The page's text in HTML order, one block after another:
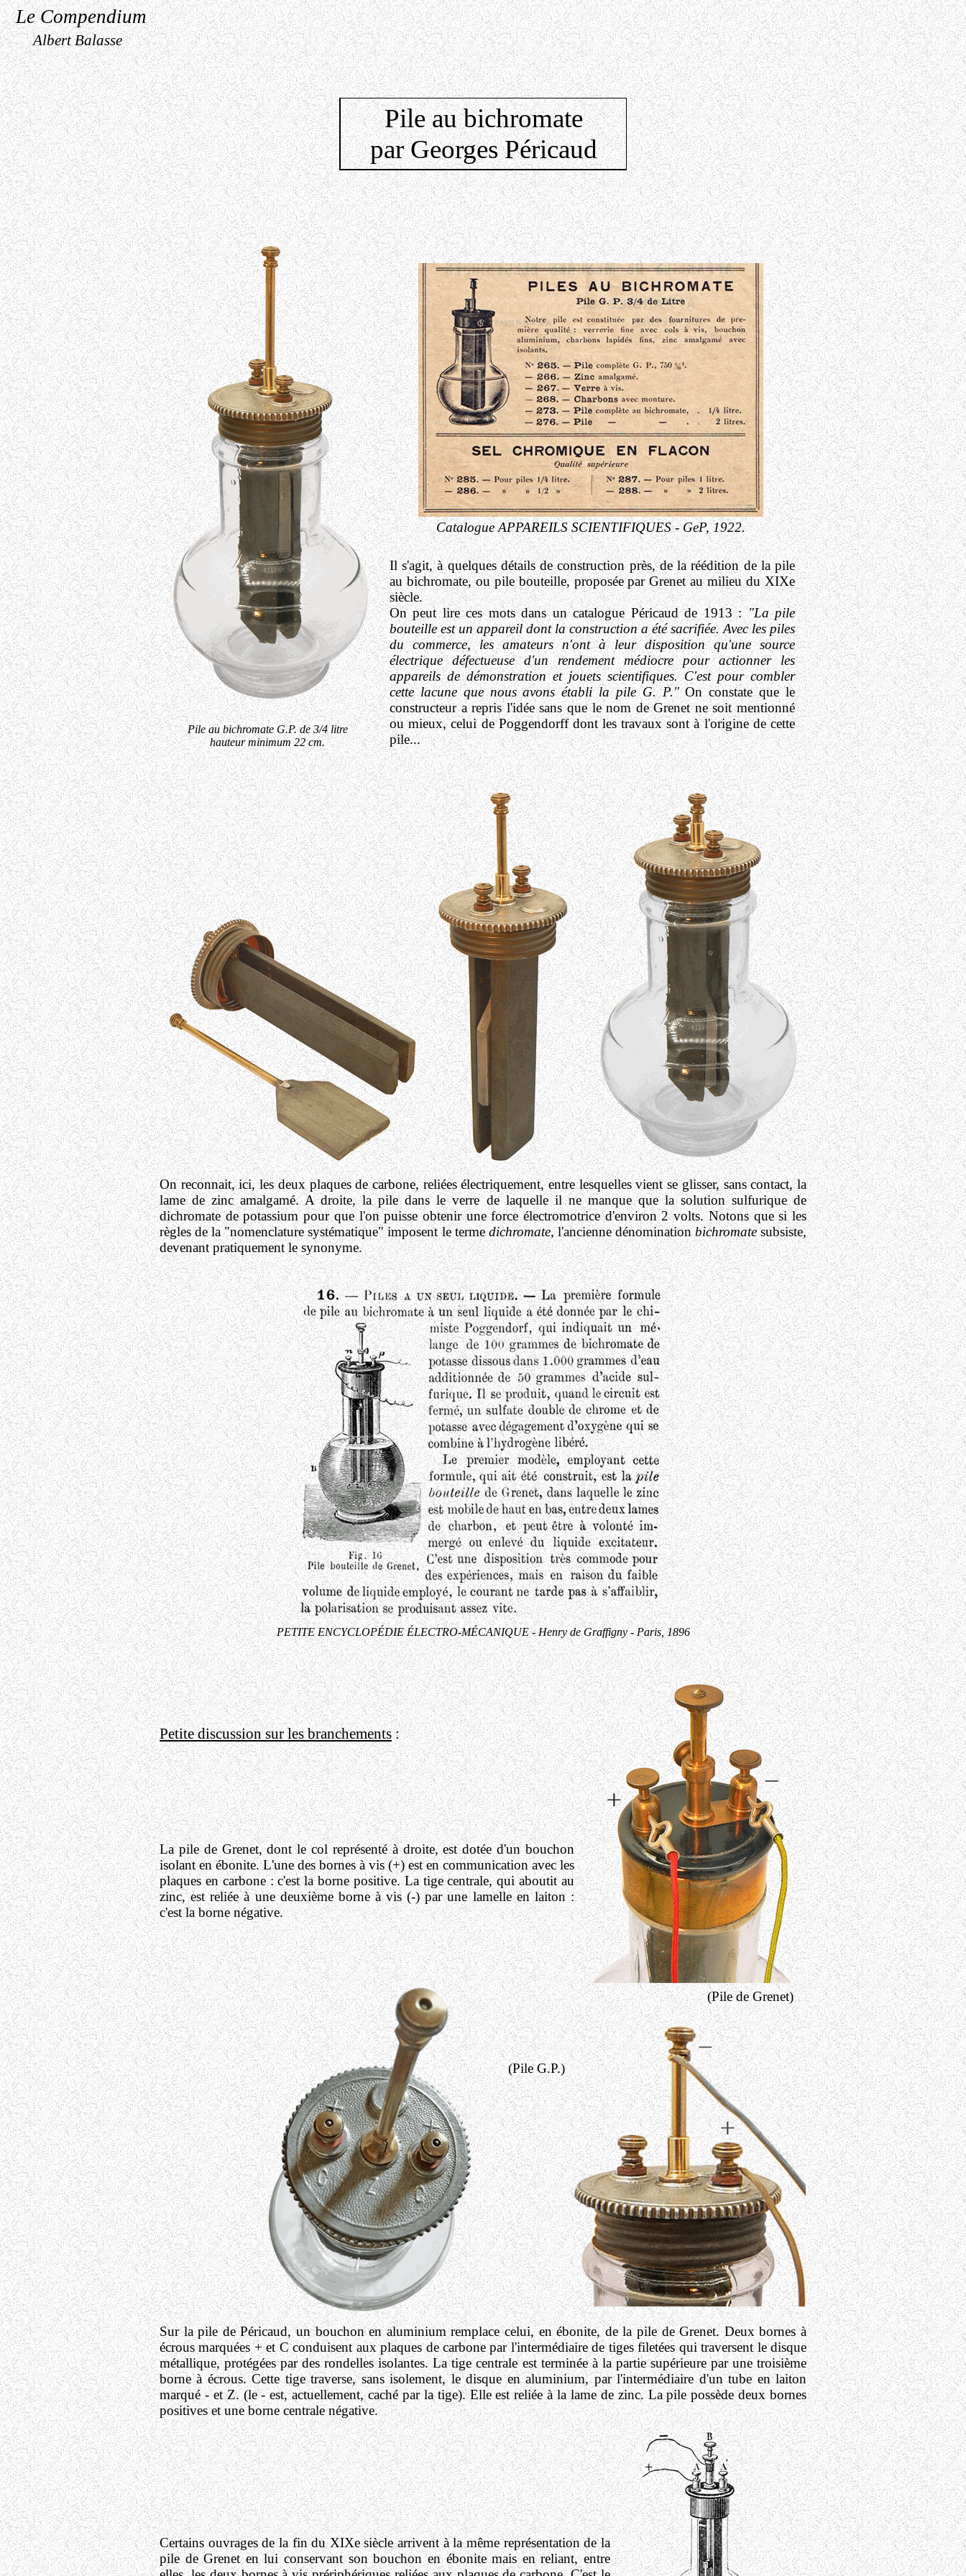
Le Compendium
Albert Balasse
Pile au bichromate
par Georges Péricaud
Catalogue APPAREILS SCIENTIFIQUES - GeP,1922.
Il s'agit, à quelques détails de construction près, de la réédition de la pile
au bichromate, ou pile bouteille, proposée par Grenet au milieu du XIXe
siècle.
On peut lire ces mots dans un catalogue Péricaud de 1913 :"La pile
bouteille est un appareil dont la construction a été sacrifiée. Avec les piles
du commerce, les amateurs n'ont à leur disposition qu'une source
électrique défectueuse d'un rendement médiocre pour actionner les
appareils de démonstration et jouets scientifiques. C'est pour combler
cette lacune que nous avons établi la pile G. P."On constate que le
constructeur a repris l'idée sans que le nom de Grenet ne soit mentionné
ou mieux, celui de Poggendorff dont les travaux sont à l'origine de cette
pile...
Pile au bichromate G.P. de 3/4 litre
hauteur minimum 22 cm.
On reconnait, ici, les deux plaques de carbone, reliées électriquement, entre lesquelles vient se glisser, sans contact, la
lame de zinc amalgamé. A droite, la pile dans le verre de laquelle il ne manque que la solution sulfurique de
dichromate de potassium pour que l'on puisse obtenir une force électromotrice d'environ 2 volts.Notons que si les
règles de la "nomenclature systématique" imposent le termedichromate,l'ancienne dénominationbichromatesubsiste,
devenant pratiquement le synonyme.
PETITE ENCYCLOPÉDIE ÉLECTRO-MÉCANIQUE - Henry de Graffigny - Paris, 1896
Petite discussion sur les branchements:
La pile de Grenet, dont le col représenté à droite, est dotée d'un bouchon
isolant en ébonite. L'une des bornes à vis (+) est en communication avec les
plaques en carbone : c'est la borne positive. La tige centrale, qui aboutit au
zinc, est reliée à une deuxième borne à vis (-) par une lamelle en laiton :
c'est la borne négative.
(Pile de Grenet)
(Pile G.P.)
Sur la pile de Péricaud, un bouchon en aluminium remplace celui, en ébonite, de la pile de Grenet. Deux bornes à
écrous marquées + et C conduisent aux plaques de carbone par l'intermédiaire de tiges filetées qui traversent le disque
métallique, protégées par des rondelles isolantes. La tige centrale est terminée à la partie supérieure par une troisième
borne à écrous. Cette tige traverse, sans isolement, le disque en aluminium, par l'intermédiaire d'un tube en laiton
marqué - et Z. (le - est, actuellement, caché par la tige). Elle est reliée à la lame de zinc. La pile possède deux bornes
positives et une borne centrale négative.
Certains ouvrages de la fin du XIXe siècle arrivent à la même représentation de la
pile de Grenet en lui conservant son bouchon en ébonite mais en reliant, entre